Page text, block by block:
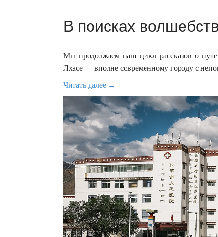
В поисках
Мы продолжаем наш цикл рассказов о
Лхасе — вполне современному городу с
Читать далее →